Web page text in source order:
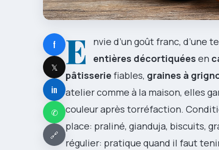
f
𝕏
in
✆
🔗
E nvie d’un goût franc, d’une
entières décortiquées en
pâtisserie fiables, graines à
atelier comme à la maison, elles
couleur après torréfaction.
place: praliné, gianduja, biscuits,
régulier: pratique quand il faut